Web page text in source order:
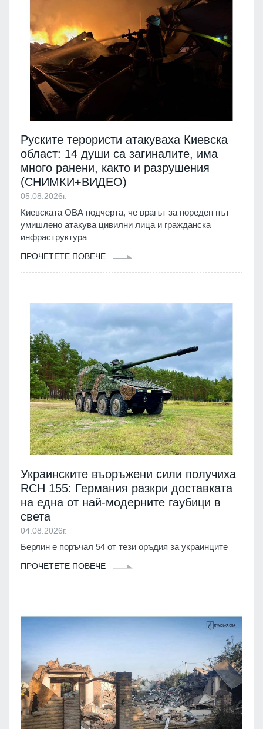
Руските терористи атакуваха Киевска
област: 14 души са загиналите, има
много ранени, както и разрушения
(СНИМКИ+ВИДЕО)
05.08.2026г.
Киевската ОВА подчерта, че врагът за пореден път
умишлено атакува цивилни лица и гражданска
инфраструктура
ПРОЧЕТЕТЕ ПОВЕЧЕ
Украинските въоръжени сили получиха
RCH 155: Германия разкри доставката
на една от най-модерните гаубици в
света
04.08.2026г.
Берлин е поръчал 54 от тези оръдия за украинците
ПРОЧЕТЕТЕ ПОВЕЧЕ